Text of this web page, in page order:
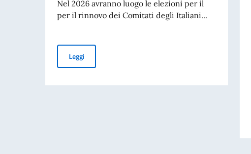
Nel 2026 avranno luogo le elezioni per il
per il rinnovo dei Comitati degli Italiani...
LeggiELEZIONI COMITES 2026